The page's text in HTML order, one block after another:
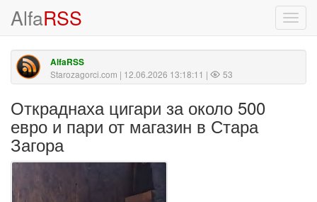
AlfaRSS
AlfaRSS
Starozagorci.com | 12.06.2026 13:18:11 | 53
Откраднаха цигари за около 500
евро и пари от магазин в Стара
Загора